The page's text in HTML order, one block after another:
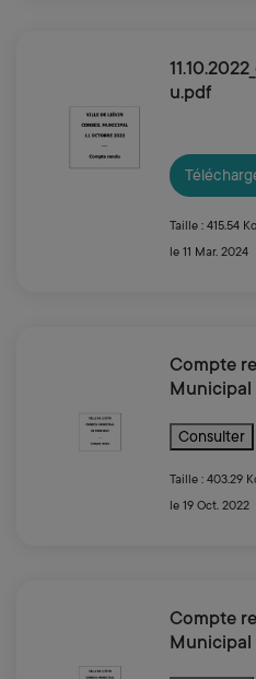
u.pdf
Taille : 415.54 Ko
le 11 Mar. 2024
Compte
Municipal
Consulter
Taille : 403.29
le 19 Oct. 2022
Compte
Municipal